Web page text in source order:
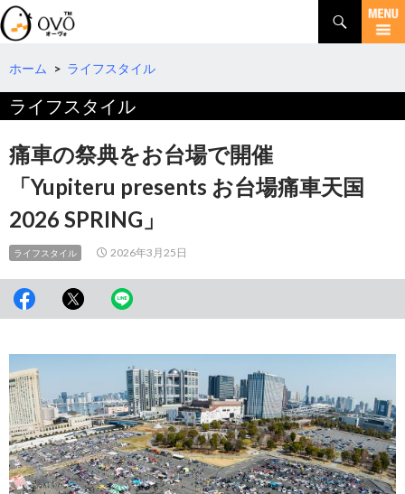
検
索
コ
テ
ツ
へ
動
ホーム > ライフスタイル
ライフスタイル
痛車の祭典をお台場で開催
「Yupiteru presents お台場痛車天国
2026 SPRING」
ライフスタイル 2026年3月25日